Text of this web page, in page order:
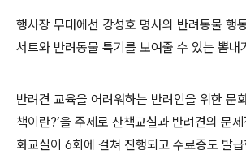
행사장 무대에선 강성호 명사의 반려동물 행
서트와 반려동물 특기를 보여줄 수 있는 뽐내
반려견 교육을 어려워하는 반려인을 위한 문
책이란?’을 주제로 산책교실과 반려견의 문
화교실이 6회에 걸쳐 진행되고 수료증도 발